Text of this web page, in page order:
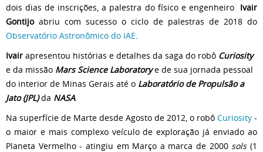
dois dias de inscrições, a palestra do físico e engenheiro Ivair
Gontijoabriu com sucesso o ciclo de palestras de 2018 do
Observatório Astronômico do IAE.
Ivair apresentou histórias e detalhes da saga do robô Curiosity
e da missão Mars Science Laboratorye de sua jornada pessoal
do interior de Minas Gerais até o Laboratório de Propulsão a
Jato (JPL)da NASA.
Na superfície de Marte desde Agosto de 2012, o robô Curiosity -
o maior e mais complexo veículo de exploração já enviado ao
Planeta Vermelho - atingiu em Março a marca de 2000 sols(1